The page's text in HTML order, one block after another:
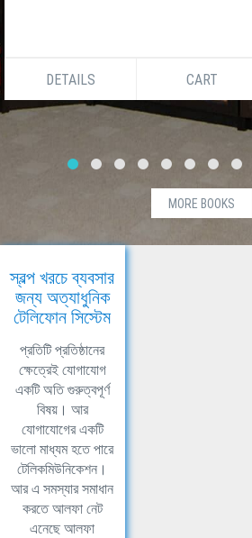
DETAILS CART
MORE BOOKS
স্বল্প খরচে ব্যবসার
জন্য অত্যাধুনিক
টেলিফোন সিস্টেম
প্রতিটি প্রতিষ্ঠানের
ক্ষেত্রেই যোগাযোগ
একটি অতি গুরুত্বপূর্ণ
বিষয়। আর
যোগাযোগের একটি
ভালো মাধ্যম হতে পারে
টেলিকমিউনিকেশন।
আর এ সমস্যার সমাধান
করতে আলফা নেট
এনেছে আলফা